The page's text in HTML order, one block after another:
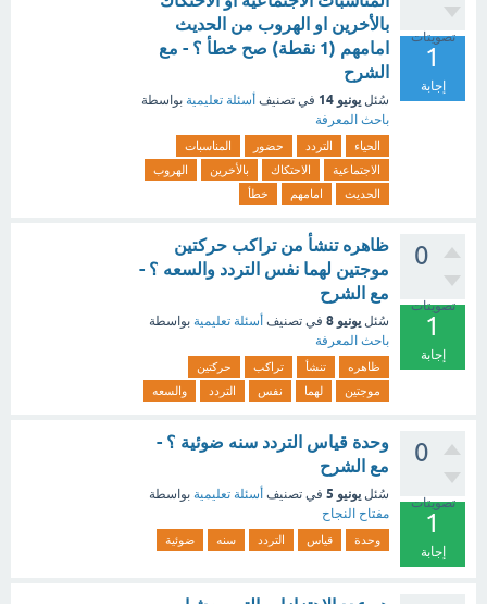
تصويتات
1
إجابة
بالأخرين او الهروب من الحديث
امامهم (1 نقطة) صح خطأ ؟ - مع
الشرح
سُئل يونيو 14 في تصنيف أسئلة تعليمية بواسطة
باحث المعرفة
الحياء التردد حضور
المناسبات
الاجتماعية
الاحتكاك بالأخرين
الهروب
الحديث
امامهم خطأ
0
تصويتات
1
إجابة
ظاهره تنشأ من تراكب حركتين
موجتين لهما نفس التردد والسعه ؟ -
مع الشرح
سُئل يونيو 8 في تصنيف أسئلة تعليمية بواسطة
باحث المعرفة
ظاهره تنشأ تراكب
حركتين
موجتين
لهما نفس التردد والسعه
0
تصويتات
1
إجابة
وحدة قياس التردد سنه ضوئية ؟ -
مع الشرح
سُئل يونيو 5 في تصنيف أسئلة تعليمية بواسطة
مفتاح النجاح
وحدة قياس التردد سنه ضوئية